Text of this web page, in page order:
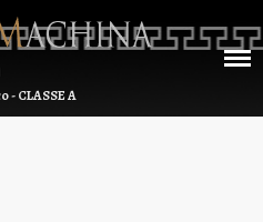
CLASSE A